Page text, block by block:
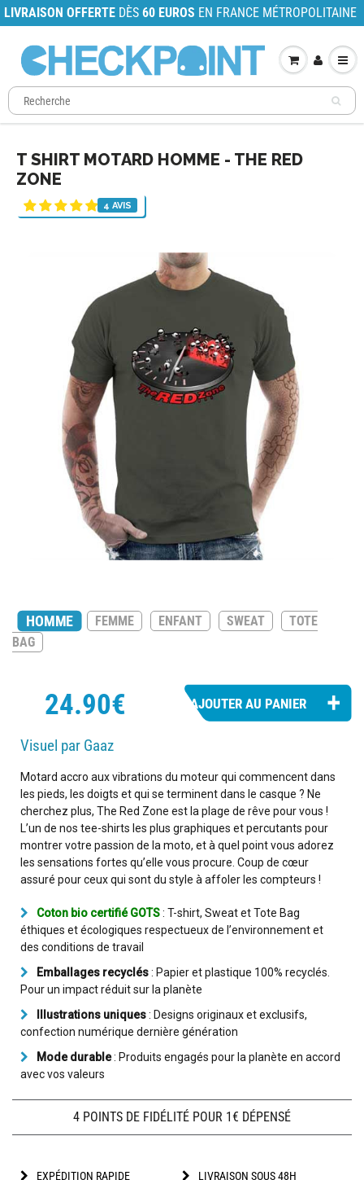
LIVRAISON OFFERTE DÈS 60 EUROS EN FRANCE MÉTROPOLITAINE
T SHIRT MOTARD HOMME - THE RED
ZONE
4 AVIS
HOMME FEMME ENFANT SWEAT
TOTE
BAG
24.90€
Visuel par Gaaz
Motard accro aux vibrations du moteur qui commencent dans
les pieds, les doigts et qui se terminent dans le casque ? Ne
cherchez plus, The Red Zone est la plage de rêve pour vous !
L’un de nos tee-shirts les plus graphiques et percutants pour
montrer votre passion de la moto, et à quel point vous adorez
les sensations fortes qu’elle vous procure. Coup de cœur
assuré pour ceux qui sont du style à affoler les compteurs !
Coton bio certifié GOTS: T-shirt, Sweat et Tote Bag
éthiques et écologiques respectueux de l’environnement et
des conditions de travail
Emballages recyclés: Papier et plastique 100% recyclés.
Pour un impact réduit sur la planète
Illustrations uniques: Designs originaux et exclusifs,
confection numérique dernière génération
Mode durable: Produits engagés pour la planète en accord
avec vos valeurs
4 POINTS DE FIDÉLITÉ POUR 1€ DÉPENSÉ
EXPÉDITION RAPIDE LIVRAISON SOUS 48H